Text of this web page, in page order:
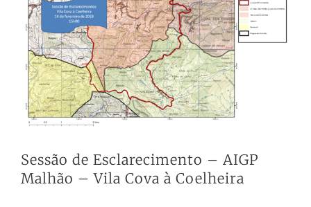
Sessão de Esclarecimento – AIGP
Malhão – Vila Cova à Coelheira